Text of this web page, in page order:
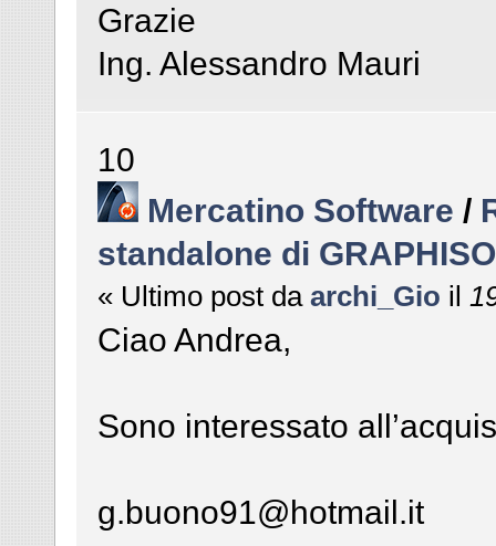
Grazie
Ing. Alessandro Mauri
10
Mercatino Software /
standalone di
« Ultimo post da archi_Gio il
Ciao Andrea,
Sono interessato
g.buono91@hotmail.it